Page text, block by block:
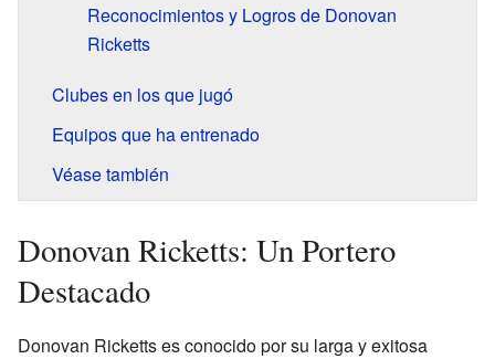
Reconocimientos y Logros de Donovan
Ricketts
Clubes en los que jugó
Equipos que ha entrenado
Véase también
Donovan Ricketts: Un Portero
Destacado
Donovan Ricketts es conocido por su larga y exitosa